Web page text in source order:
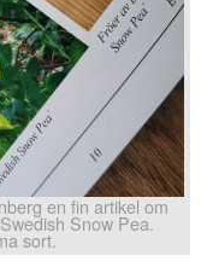
en fin artikel om
Snow Pea.
sort.